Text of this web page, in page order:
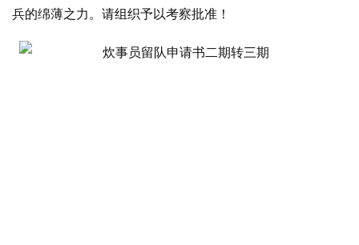
兵的绵薄之力。请组织予以考察批准！